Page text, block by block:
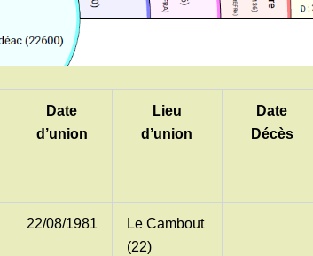
Date
d’union
Lieu
d’union
Date
Décès
22/08/1981
Le Cambout
(22)